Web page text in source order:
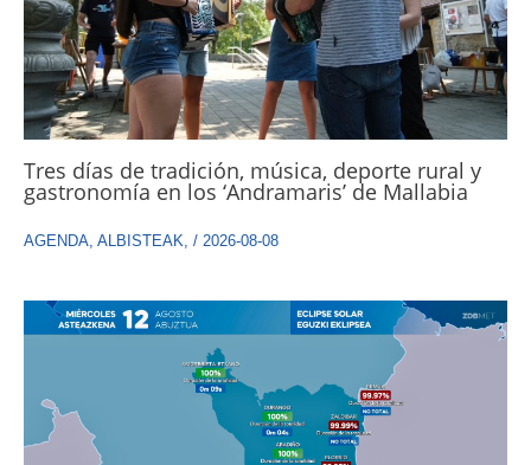
Tres días de tradición, música, deporte rural y
gastronomía en los ‘Andramaris’ de Mallabia
AGENDA, ALBISTEAK, / 2026-08-08